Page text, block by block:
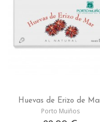
Huevas de Erizo de
Porto Muiños